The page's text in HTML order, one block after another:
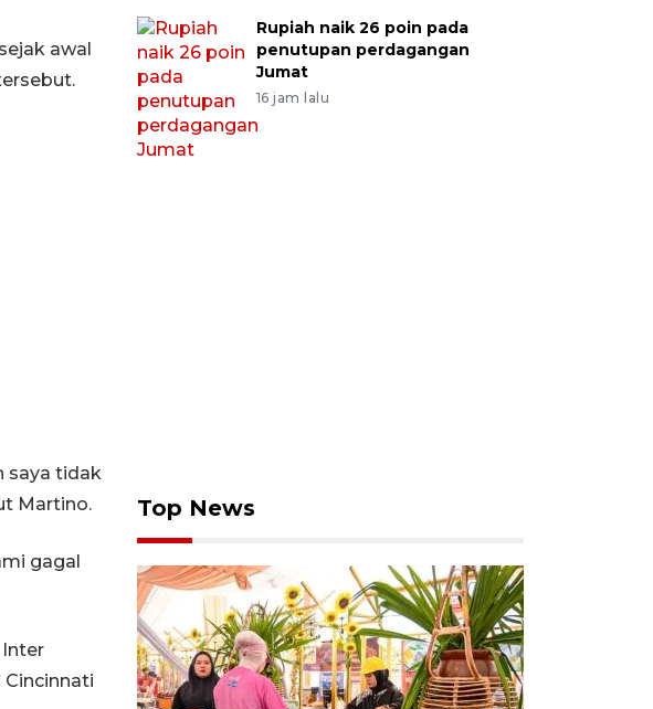
awal
saya tidak
Martino.
gagal
Rupiah naik 26 poin pada
penutupan perdagangan
Jumat
16 jam lalu
Top News